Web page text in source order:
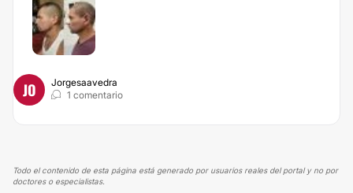
JO
Jorgesaavedra
1 comentario
Todo el contenido de esta página está generado por usuarios reales del portal y no por
doctores o especialistas.